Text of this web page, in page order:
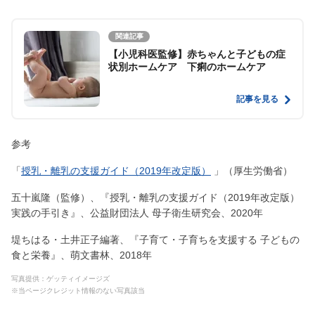
関連記事
【小児科医監修】赤ちゃんと子どもの症
状別ホームケア 下痢のホームケア
記事を見る
参考
「授乳・離乳の支援ガイド（2019年改定版） 」（厚生労働省）
五十嵐隆（監修）、『授乳・離乳の支援ガイド（2019年改定版）
実践の手引き』、公益財団法人 母子衛生研究会、2020年
堤ちはる・土井正子編著、『子育て・子育ちを支援する 子どもの
食と栄養』、萌文書林、2018年
写真提供：ゲッティイメージズ
※当ページクレジット情報のない写真該当